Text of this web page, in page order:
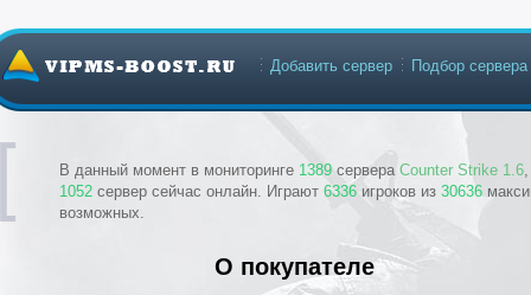
В данный момент в мониторинге 1389 сервера Counter Strike 1.6
1052 сервер сейчас онлайн. Играют 6336 игроков из 30636
возможных.
Добавить сервер Подбор сервера
О покупателе